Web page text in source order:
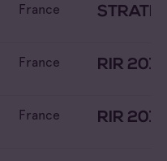
France
France RIR
France RIR